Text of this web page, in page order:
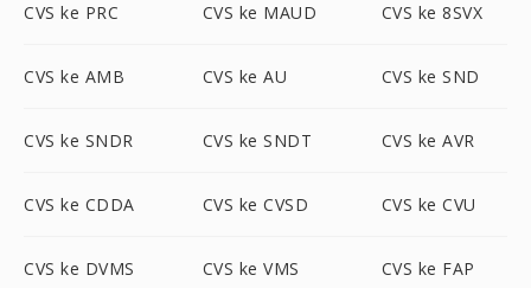
CVS ke PRC CVS ke MAUD CVS ke 8SVX
CVS ke AMB CVS ke AU CVS ke SND
CVS ke SNDR CVS ke SNDT CVS ke AVR
CVS ke CDDA CVS ke CVSD CVS ke CVU
CVS ke DVMS CVS ke VMS CVS ke FAP